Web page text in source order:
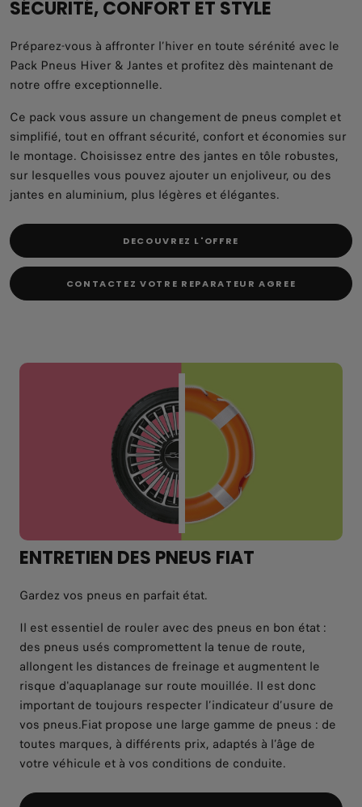
SÉCURITÉ, CONFORT ET STYLE
Préparez-vous à affronter l’hiver en toute sérénité avec le
Pack Pneus Hiver & Jantes et profitez dès maintenant de
notre offre exceptionnelle.
Ce pack vous assure un changement de pneus complet et
simplifié, tout en offrant sécurité, confort et économies sur
le montage. Choisissez entre des jantes en tôle robustes,
sur lesquelles vous pouvez ajouter un enjoliveur, ou des
jantes en aluminium, plus légères et élégantes.
DECOUVREZ L'OFFRE
CONTACTEZ VOTRE REPARATEUR AGREE
ENTRETIEN DES PNEUS FIAT
Gardez vos pneus en parfait état.
Il est essentiel de rouler avec des pneus en bon état :
des pneus usés compromettent la tenue de route,
allongent les distances de freinage et augmentent le
risque d'aquaplanage sur route mouillée. Il est donc
important de toujours respecter l’indicateur d’usure de
vos pneus.Fiat propose une large gamme de pneus : de
toutes marques, à différents prix, adaptés à l’âge de
votre véhicule et à vos conditions de conduite.